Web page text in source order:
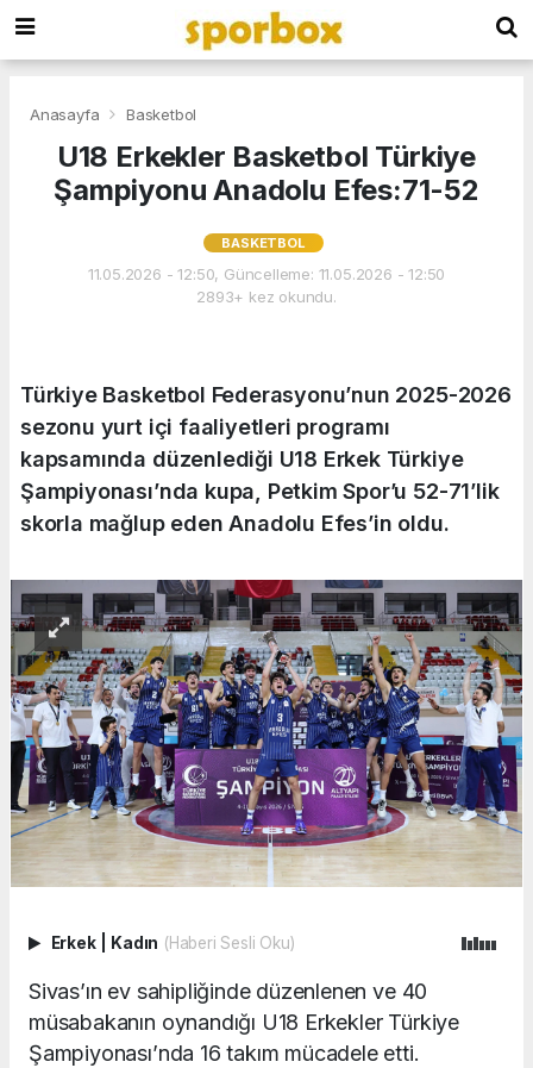
Anasayfa Basketbol
U18 Erkekler Basketbol Türkiye
Şampiyonu Anadolu Efes:71-52
BASKETBOL
11.05.2026 - 12:50, Güncelleme: 11.05.2026 - 12:50
2893+ kez okundu.
Türkiye Basketbol Federasyonu’nun 2025-2026
sezonu yurt içi faaliyetleri programı
kapsamında düzenlediği U18 Erkek Türkiye
Şampiyonası’nda kupa, Petkim Spor’u 52-71’lik
skorla mağlup eden Anadolu Efes’in oldu.
Erkek Kadın (Haberi Sesli Oku)
Sivas’ın ev sahipliğinde düzenlenen ve 40
müsabakanın oynandığı U18 Erkekler Türkiye
Şampiyonası’nda 16 takım mücadele etti.